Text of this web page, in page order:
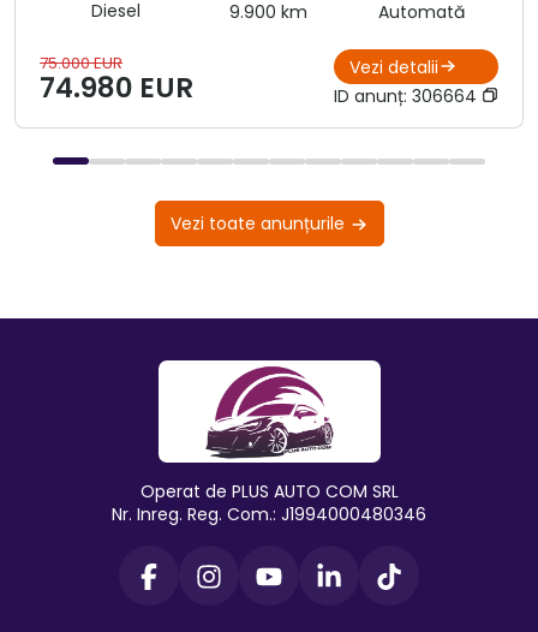
Diesel 9.900 km Automată
75.000 EUR
74.980 EUR
Vezi detalii
ID anunț: 306664
Vezi toate anunțurile
Operat de PLUS AUTO COM SRL
Nr. Inreg. Reg. Com.: J1994000480346